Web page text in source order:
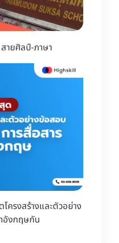
ายศิลป์-ภาษา
ครงสร้างและตัวอย่าง
อังกฤษกัน